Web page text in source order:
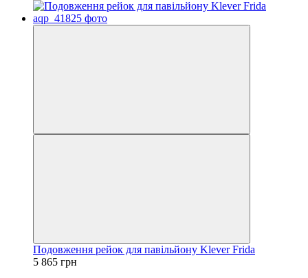
Подовження рейок для павільйону Klever Frida
5 865 грн